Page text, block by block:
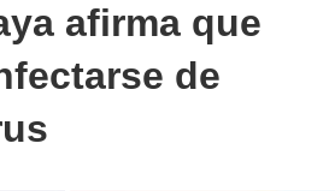
afirma que
de